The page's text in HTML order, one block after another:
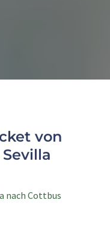
von
nach Cottbus